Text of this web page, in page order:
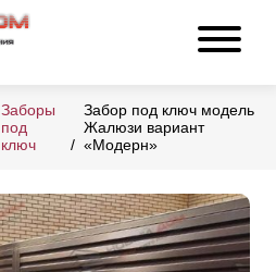
Заборы
под
ключ
Забор под ключ модель
Жалюзи вариант
«Модерн»